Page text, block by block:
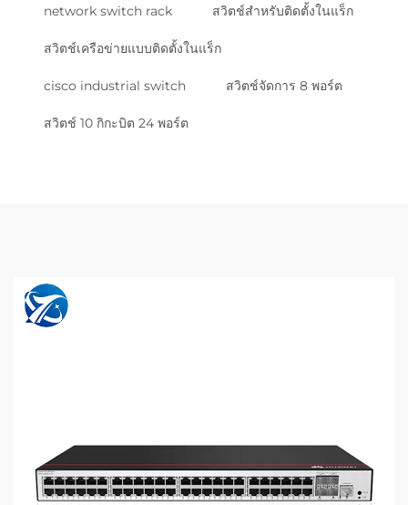
network switch rack สวิตช์สำหรับติดตั้งในแร็ก
สวิตช์เครือข่ายแบบติดตั้งในแร็ก
cisco industrial switch สวิตช์จัดการ 8 พอร์ต
สวิตช์ 10 กิกะบิต 24 พอร์ต